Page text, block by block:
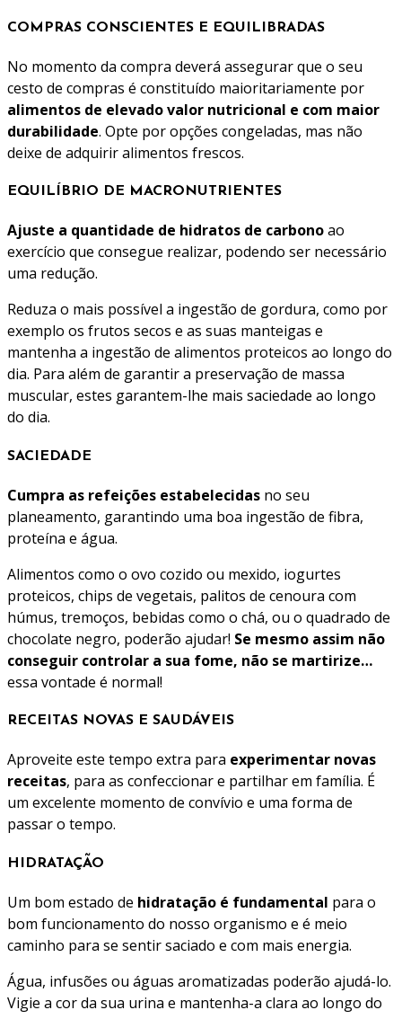
COMPRAS CONSCIENTES E EQUILIBRADAS
No momento da compra deverá assegurar que o seu
cesto de compras é constituído maioritariamente por
alimentos de elevado valor nutricional e com maior
durabilidade. Opte por opções congeladas, mas não
deixe de adquirir alimentos frescos.
EQUILÍBRIO DE MACRONUTRIENTES
Ajuste a quantidade de hidratos de carbonoao
exercício que consegue realizar, podendo ser necessário
uma redução.
Reduza o mais possível a ingestão de gordura, como por
exemplo os frutos secos e as suas manteigas e
mantenha a ingestão de alimentos proteicos ao longo do
dia. Para além de garantir a preservação de massa
muscular, estes garantem-lhe mais saciedade ao longo
do dia.
SACIEDADE
Cumpra as refeições estabelecidas no seu
planeamento, garantindo uma boa ingestão de fibra,
proteína e água.
Alimentos como o ovo cozido ou mexido, iogurtes
proteicos, chips de vegetais, palitos de cenoura com
húmus, tremoços, bebidas como o chá, ou o quadrado de
chocolate negro, poderão ajudar! Se mesmo assim não
conseguir controlar a sua fome, não se martirize…
essa vontade é normal!
RECEITAS NOVAS E SAUDÁVEIS
Aproveite este tempo extra para experimentar novas
receitas, para as confeccionar e partilhar em família. É
um excelente momento de convívio e uma forma de
passar o tempo.
HIDRATAÇÃO
Um bom estado de hidratação é fundamental para o
bom funcionamento do nosso organismo e é meio
caminho para se sentir saciado e com mais energia.
Água, infusões ou águas aromatizadas poderão ajudá-lo.
Vigie a cor da sua urina e mantenha-a clara ao longo do